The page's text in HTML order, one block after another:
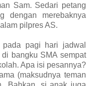
Sam. Sedari petang
dengan merebaknya
pilpres AS.
pagi hari jadwal
bangku SMA sempat
Apa isi pesannya?
(maksudnya teman